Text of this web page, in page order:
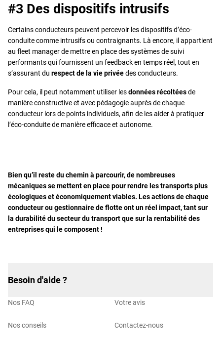
#3 Des dispositifs intrusifs
Certains conducteurs peuvent percevoir les dispositifs d’éco-
conduite comme intrusifs ou contraignants. Là encore, il appartient
au fleet manager de mettre en place des systèmes de suivi
performants qui fournissent un feedback en temps réel, tout en
s’assurant du respect de la vie privéedes conducteurs.
Pour cela, il peut notamment utiliser lesdonnées récoltéesde
manière constructive et avec pédagogie auprès de chaque
conducteur lors de points individuels, afin de les aider à pratiquer
l’éco-conduite de manière efficace et autonome.
Bien qu’il reste du chemin à parcourir, de nombreuses
mécaniques se mettent en place pour rendre les transports plus
écologiques et économiquement viables. Les actions de chaque
conducteur ou gestionnaire de flotte ont un réel impact, tant sur
la durabilité du secteur du transport que sur la rentabilité des
entreprises qui le composent !
Besoin d'aide ?
Nos FAQ
Nos conseils
Votre avis
Contactez-nous